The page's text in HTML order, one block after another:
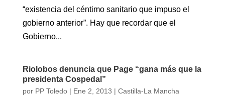
“existencia del céntimo sanitario que impuso el
gobierno anterior”. Hay que recordar que el
Gobierno...
Riolobos denuncia que Page “gana más que la
presidenta Cospedal”
por PP Toledo| Ene 2, 2013 | Castilla-La Mancha